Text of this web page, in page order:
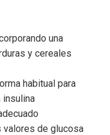
una
y cereales
habitual para
insulina
de glucosa